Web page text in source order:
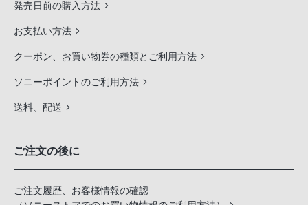
発売日前の購入方法
お支払い方法
クーポン、お買い物券の種類とご利用方法
ソニーポイントのご利用方法
送料、配送
ご注文の後に
ご注文履歴、お客様情報の確認